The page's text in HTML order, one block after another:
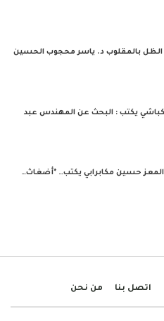
الظل بالمقلوب د. ياسر محجوب الحسين
يكتب : البحث عن المهندس عبد
المعز حسين مكابرابي يكتب… *أضغاث…
اتصل بنا من نحن